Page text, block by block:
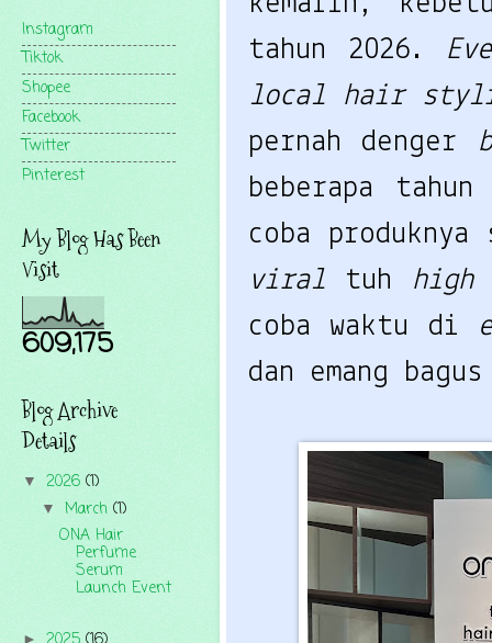
tahun 2026.
local hair
pernah denger
beberapa
coba
viral tuh high
coba waktu di
dan emang
Instagram
Tiktok
Shopee
Facebook
Twitter
Pinterest
My Blog Has Been
Visit
609,175
Blog Archive
Details
▼ 2026 (1)
▼ March (1)
ONA Hair
Perfume
Serum
Launch Event
►